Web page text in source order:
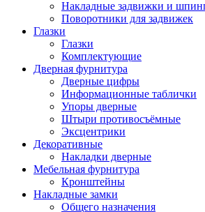
Накладные задвижки и
Поворотники для задвижек
Глазки
Глазки
Комплектующие
Дверная фурнитура
Дверные цифры
Информационные таблички
Упоры дверные
Штыри противосъёмные
Эксцентрики
Декоративные
Накладки дверные
Мебельная фурнитура
Кронштейны
Накладные замки
Общего назначения